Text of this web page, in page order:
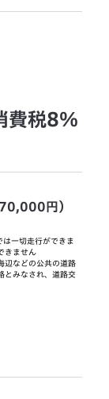
費税8％
円）
一切走行ができま
きません
辺などの公共の道路
とみなされ、道路交